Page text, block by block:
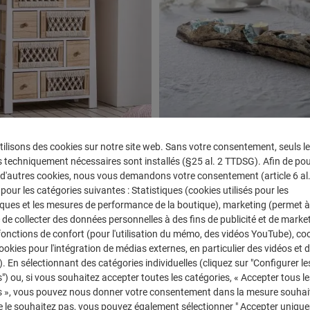
ou utilisez les boutons pour
"
livraison : env. 2-3 jours ouvrables
Frais d'expédition
de produit : Entrez la quantité
Dans le panier
Bougeoir "bois de racine"
Référence : 779079
Disponible, délai de livraison : env. 2-3
Prix de vente :
34,99 € Prix régulier :
59,99 €
Prix TVA incluse, en sus Frais d'expédition
Quantité de Dans le
des cookies sur notre site web. Sans votre consentement, seuls
techniquement nécessaires sont installés (§25 al. 2 TTDSG). Afin de
cookies, nous vous demandons votre consentement (article 6
pour les catégories suivantes : Statistiques (cookies utilisés pour les
et les mesures de performance de la boutique), marketing (permet à
de collecter des données personnelles à des fins de publicité et de
de confort (pour l'utilisation du mémo, des vidéos YouTube),
pour l'intégration de médias externes, en particulier des vidéos et
En sélectionnant des catégories individuelles (cliquez sur "Configurer
ou, si vous souhaitez accepter toutes les catégories, « Accepter tous
», vous pouvez nous donner votre consentement dans la mesure
le souhaitez pas, vous pouvez également sélectionner " Accepter